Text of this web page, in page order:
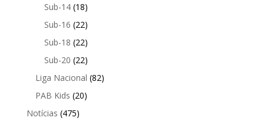
Sub-14(18)
Sub-16 (22)
Sub-18 (22)
Sub-20 (22)
Liga Nacional (82)
PAB Kids (20)
Notícias (475)